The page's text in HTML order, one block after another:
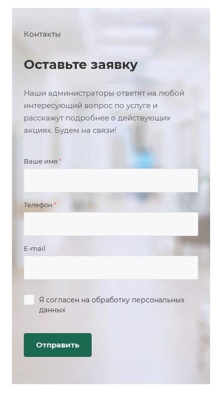
Контакты
Оставьте заявку
Наши администраторы ответят на любой
интересующий вопрос по услуге и
расскажут подробнее о действующих
акциях. Будем на связи!
Ваше имя *
Телефон *
E-mail
Я согласен на обработку персональных
данных